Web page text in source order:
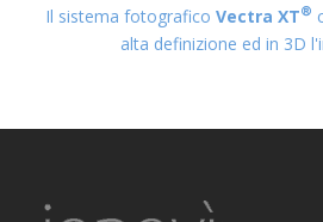
Il sistema fotografico Vectra XT®
alta definizione ed in 3D